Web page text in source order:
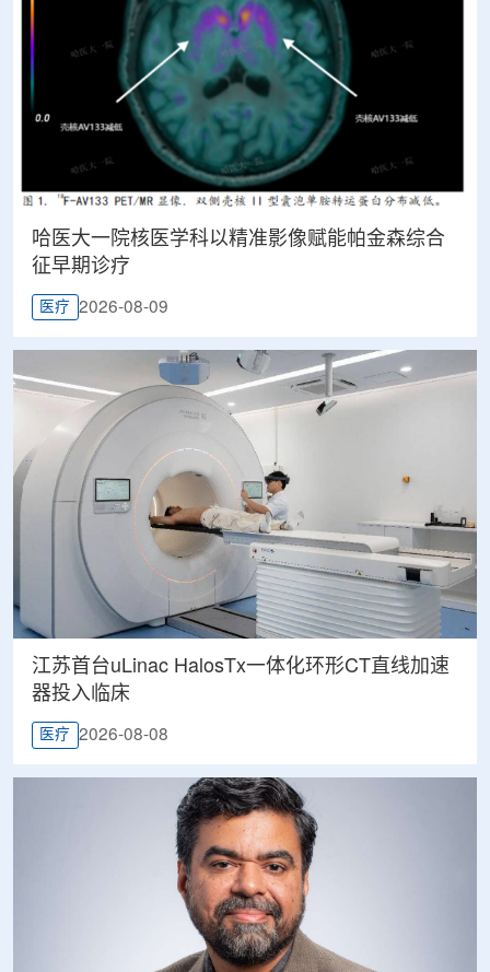
哈医大一院核医学科以精准影像赋能帕金森综合
征早期诊疗
医疗 2026-08-09
江苏首台uLinac HalosTx一体化环形CT直线加速
器投入临床
医疗 2026-08-08